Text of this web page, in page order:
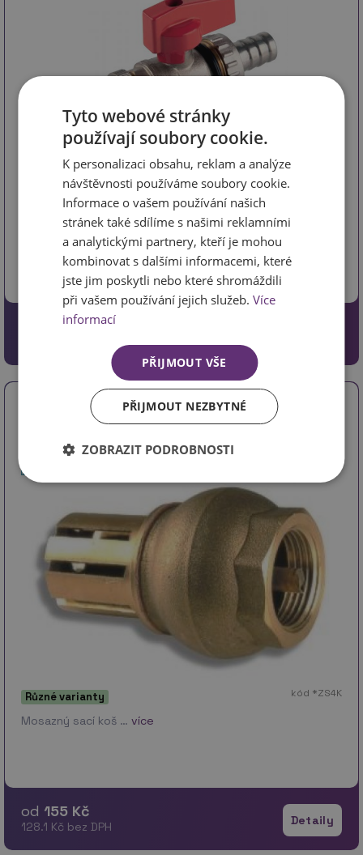
Různé varianty
Odtokový kulový ventil s těsněním, šroubovací, z kolekce
F-COMFORT je přesný instalační prvek pro vodovodní
systémy, ur…více
164 Kč
Koš sací mosaz Novaservis
kód *ZS4K
Různé varianty
Mosazný sací koš … více
Detaily
od 155 Kč
128.1 Kč bez DPH
Tyto webové stránky
používají soubory cookie.
K personalizaci obsahu, reklam a analýze
návštěvnosti používáme soubory cookie.
Informace o vašem používání našich
stránek také sdílíme s našimi reklamními
a analytickými partnery, kteří je mohou
kombinovat s dalšími informacemi, které
jste jim poskytli nebo které shromáždili
při vašem používání jejich služeb.Více
informací
PŘIJMOUT VŠE
PŘIJMOUT NEZBYTNÉ
ZOBRAZIT PODROBNOSTI